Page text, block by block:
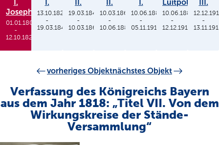
I.
Joseph
01.01.1806
-
12.10.1825
I.
13.10.1825
-
19.03.1848
II.
19.03.1848
-
10.03.1864
II.
10.03.1864
-
10.06.1886
I.
10.06.1886
-
05.11.1913
Luitpold
10.06.1886
-
12.12.1912
III.
-
vorheriges Objektnächstes Objekt
Verfassung des Königreichs Bayern
aus dem Jahr 1818: „Titel VII. Von dem
Wirkungskreise der Stände-
Versammlung“